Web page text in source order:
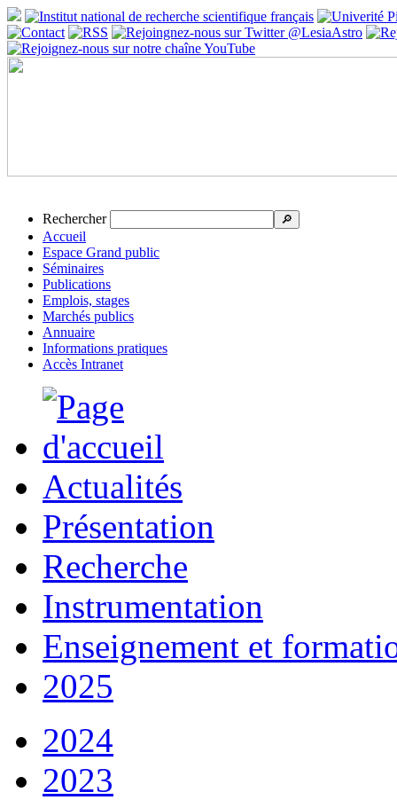
Rechercher 🔎
Accueil
Espace Grand public
Séminaires
Publications
Emplois, stages
Marchés publics
Annuaire
Informations pratiques
Accès Intranet
Actualités
Présentation
Recherche
Instrumentation
Enseignement et
2025
2024
2023